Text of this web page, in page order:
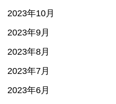
2023年10月
2023年9月
2023年8月
2023年7月
2023年6月